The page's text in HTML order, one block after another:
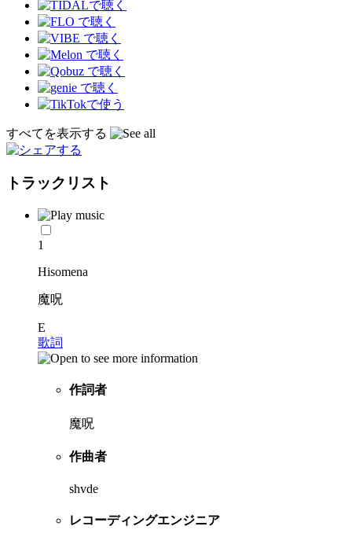
すべてを表示する
トラックリスト
1
Hisomena
魔呪
E
歌詞
作詞者
魔呪
作曲者
shvde
レコーディングエンジニア